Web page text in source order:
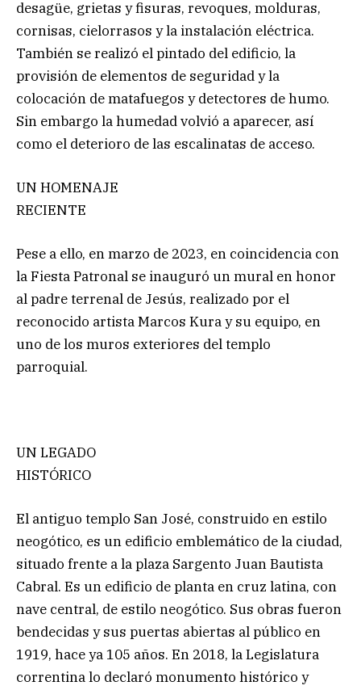
desagüe, grietas y fisuras, revoques, molduras,
cornisas, cielorrasos y la instalación eléctrica.
También se realizó el pintado del edificio, la
provisión de elementos de seguridad y la
colocación de matafuegos y detectores de humo.
Sin embargo la humedad volvió a aparecer, así
como el deterioro de las escalinatas de acceso.
UN HOMENAJE
RECIENTE
Pese a ello, en marzo de 2023, en coincidencia con
la Fiesta Patronal se inauguró un mural en honor
al padre terrenal de Jesús, realizado por el
reconocido artista Marcos Kura y su equipo, en
uno de los muros exteriores del templo
parroquial.
UN LEGADO
HISTÓRICO
El antiguo templo San José, construido en estilo
neogótico, es un edificio emblemático de la ciudad,
situado frente a la plaza Sargento Juan Bautista
Cabral. Es un edificio de planta en cruz latina, con
nave central, de estilo neogótico. Sus obras fueron
bendecidas y sus puertas abiertas al público en
1919, hace ya 105 años. En 2018, la Legislatura
correntina lo declaró monumento histórico y